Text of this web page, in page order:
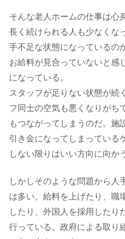
そんな老人ホームの仕事は心
長く続けられる人も少なくな
手不足な状態になっているの
お給料が見合っていないと感
になっている。
スタッフが足りない状態が続
フ同士の空気も悪くなりがち
もつながってしまうのだ。施
引き金になってしまっている
しない限りはいい方向に向か
しかしそのような問題から人
は多い。給料を上げたり、職
したり、外国人を採用したり
行っている。政府による取り